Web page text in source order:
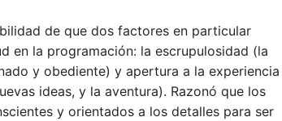
de que dos factores en particular
en la programación: la escrupulosidad (la
y obediente) y apertura a la experiencia
ideas, y la aventura). Razonó que los
y orientados a los detalles para ser